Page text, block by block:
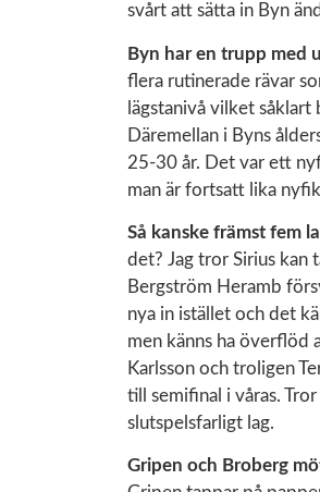
svårt att sätta in Byn
Byn har en trupp med
flera rutinerade rävar
lägstanivå vilket
Däremellan i Byns
25-30 år. Det var ett
man är fortsatt lika
Så kanske främst fem
det? Jag tror Sirius kan
Bergström Heramb
nya in istället och det
men känns ha överflöd
Karlsson och troligen
till semifinal i våras.
slutspelsfarligt lag.
Gripen och Broberg